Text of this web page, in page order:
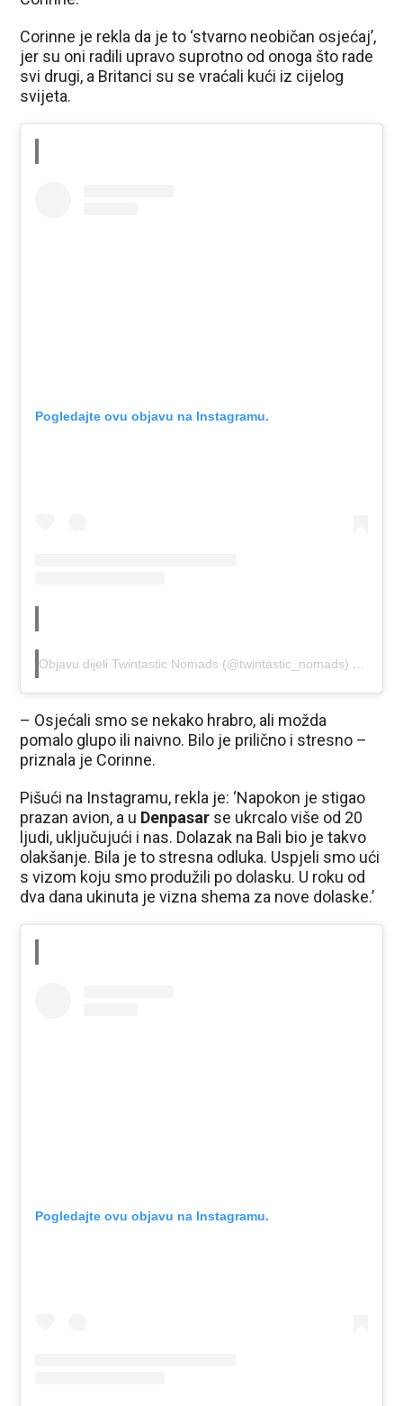
Corinne je rekla da je to ‘stvarno neobičan osjećaj’,
jer su oni radili upravo suprotno od onoga što rade
svi drugi, a Britanci su se vraćali kući iz cijelog
svijeta.
Pogledajte ovu objavu na Instagramu.
Objavu dijeli Twintastic Nomads (@twintastic_nomads) Tra 1,
– Osjećali smo se nekako hrabro, ali možda
pomalo glupo ili naivno. Bilo je prilično i stresno –
priznala je Corinne.
Pišući na Instagramu, rekla je: ‘Napokon je stigao
prazan avion, a u Denpasar se ukrcalo više od 20
ljudi, uključujući i nas. Dolazak na Bali bio je takvo
olakšanje. Bila je to stresna odluka. Uspjeli smo ući
s vizom koju smo produžili po dolasku. U roku od
dva dana ukinuta je vizna shema za nove dolaske.’
Pogledajte ovu objavu na Instagramu.